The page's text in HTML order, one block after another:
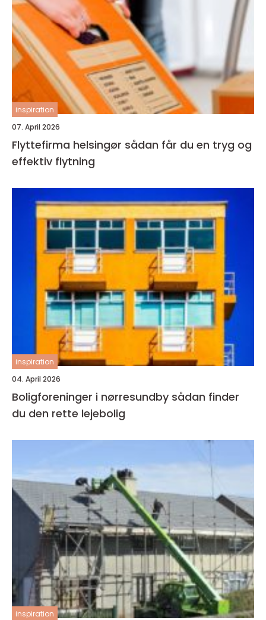
inspiration
07. April 2026
Flyttefirma helsingør sådan får du en tryg og
effektiv flytning
inspiration
04. April 2026
Boligforeninger i nørresundby sådan finder
du den rette lejebolig
inspiration